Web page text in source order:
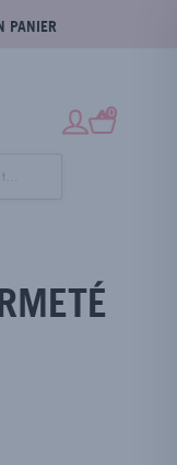
PANIER
0